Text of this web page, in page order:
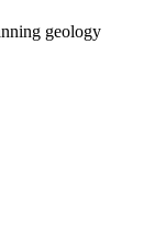
geology